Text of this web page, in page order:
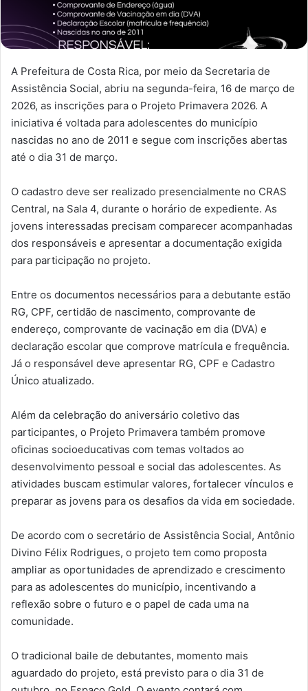
A Prefeitura de Costa Rica, por meio da Secretaria de
Assistência Social, abriu na segunda-feira, 16 de março de
2026, as inscrições para o Projeto Primavera 2026. A
iniciativa é voltada para adolescentes do município
nascidas no ano de 2011 e segue com inscrições abertas
até o dia 31 de março.
O cadastro deve ser realizado presencialmente no CRAS
Central, na Sala 4, durante o horário de expediente. As
jovens interessadas precisam comparecer acompanhadas
dos responsáveis e apresentar a documentação exigida
para participação no projeto.
Entre os documentos necessários para a debutante estão
RG, CPF, certidão de nascimento, comprovante de
endereço, comprovante de vacinação em dia (DVA) e
declaração escolar que comprove matrícula e frequência.
Já o responsável deve apresentar RG, CPF e Cadastro
Único atualizado.
Além da celebração do aniversário coletivo das
participantes, o Projeto Primavera também promove
oficinas socioeducativas com temas voltados ao
desenvolvimento pessoal e social das adolescentes. As
atividades buscam estimular valores, fortalecer vínculos e
preparar as jovens para os desafios da vida em sociedade.
De acordo com o secretário de Assistência Social, Antônio
Divino Félix Rodrigues, o projeto tem como proposta
ampliar as oportunidades de aprendizado e crescimento
para as adolescentes do município, incentivando a
reflexão sobre o futuro e o papel de cada uma na
comunidade.
O tradicional baile de debutantes, momento mais
aguardado do projeto, está previsto para o dia 31 de